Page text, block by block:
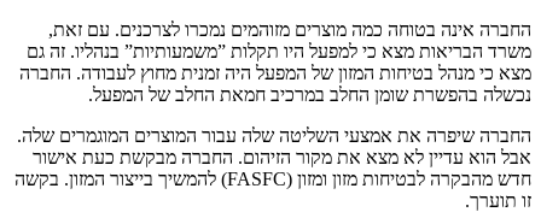
החברה אינה בטוחה כמה מוצרים מזוהמים נמכרו לצרכנים. עם זאת,
משרד הבריאות מצא כי למפעל היו תקלות ”משמעותיות” בנהליו. זה גם
מצא כי מנהל בטיחות המזון של המפעל היה זמנית מחוץ לעבודה. החברה
נכשלה בהפשרת שומן החלב במרכיב חמאת החלב של המפעל.
החברה שיפרה את אמצעי השליטה שלה עבור המוצרים המוגמרים שלה.
אבל הוא עדיין לא מצא את מקור הזיהום. החברה מבקשת כעת אישור
חדש מהבקרה לבטיחות מזון ומזון (FASFC) להמשיך בייצור המזון. בקשה
זו תוערך.